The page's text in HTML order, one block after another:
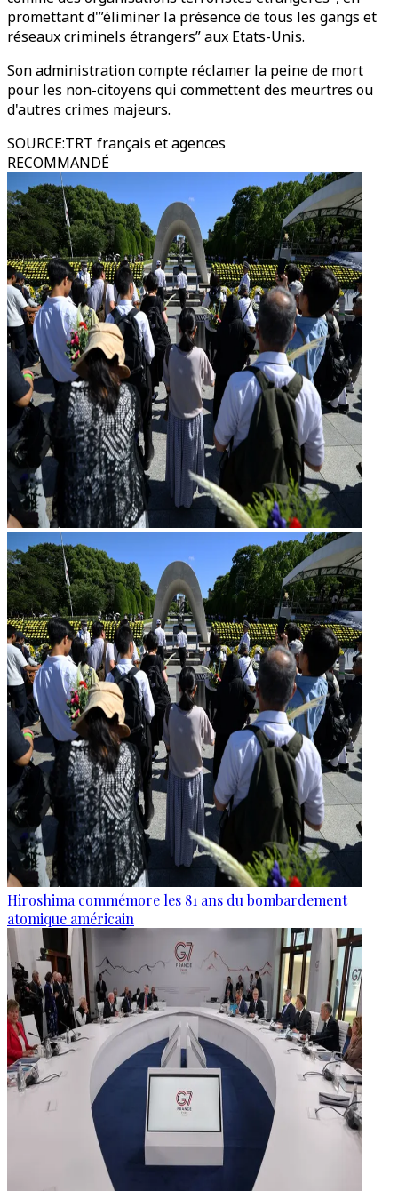
promettant d'”éliminer la présence de tous les gangs et
réseaux criminels étrangers” aux Etats-Unis.
Son administration compte réclamer la peine de mort
pour les non-citoyens qui commettent des meurtres ou
d'autres crimes majeurs.
SOURCE:TRT français et agences
RECOMMANDÉ
Hiroshima commémore les 81 ans du bombardement
atomique américain